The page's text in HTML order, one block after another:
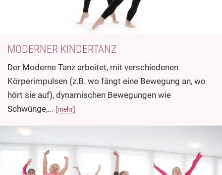
MODERNER KINDERTANZ
Der Moderne Tanz arbeitet, mit verschiedenen
Körperimpulsen (z.B. wo fängt eine Bewegung an, wo
hört sie auf), dynamischen Bewegungen wie
Schwünge,... [mehr]